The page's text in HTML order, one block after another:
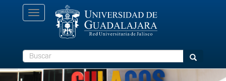
Pasar al contenido principal
Toggle
navigation
Buscar Buscar